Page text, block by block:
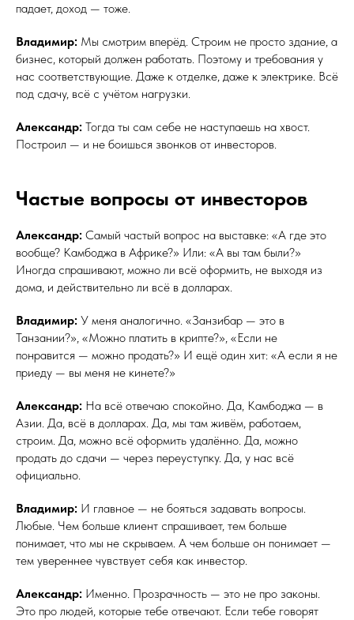
падает, доход — тоже.
Владимир: Мы смотрим вперёд. Строим не просто здание, а
бизнес, который должен работать. Поэтому и требования у
нас соответствующие. Даже к отделке, даже к электрике. Всё
под сдачу, всё с учётом нагрузки.
Александр: Тогда ты сам себе не наступаешь на хвост.
Построил — и не боишься звонков от инвесторов.
Частые вопросы от инвесторов
Александр: Самый частый вопрос на выставке: «А где это
вообще? Камбоджа в Африке?» Или: «А вы там были?»
Иногда спрашивают, можно ли всё оформить, не выходя из
дома, и действительно ли всё в долларах.
Владимир: У меня аналогично. «Занзибар — это в
Танзании?», «Можно платить в крипте?», «Если не
понравится — можно продать?» И ещё один хит: «А если я не
приеду — вы меня не кинете?»
Александр: На всё отвечаю спокойно. Да, Камбоджа — в
Азии. Да, всё в долларах. Да, мы там живём, работаем,
строим. Да, можно всё оформить удалённо. Да, можно
продать до сдачи — через переуступку. Да, у нас всё
официально.
Владимир: И главное — не бояться задавать вопросы.
Любые. Чем больше клиент спрашивает, тем больше
понимает, что мы не скрываем. А чем больше он понимает —
тем увереннее чувствует себя как инвестор.
Александр: Именно. Прозрачность — это не про законы.
Это про людей, которые тебе отвечают. Если тебе говорят